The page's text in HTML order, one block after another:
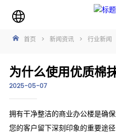
首页 > 新闻资讯 > 行业新闻
为什么使用优质棉
2025-05-07